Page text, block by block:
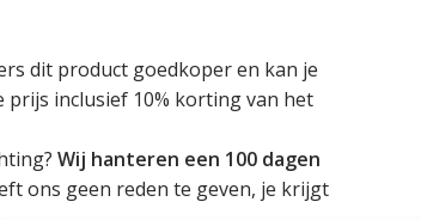
dit product goedkoper en kan je
prijs inclusief 10% korting van het
Wij hanteren een 100 dagen
ons geen reden te geven, je krijgt